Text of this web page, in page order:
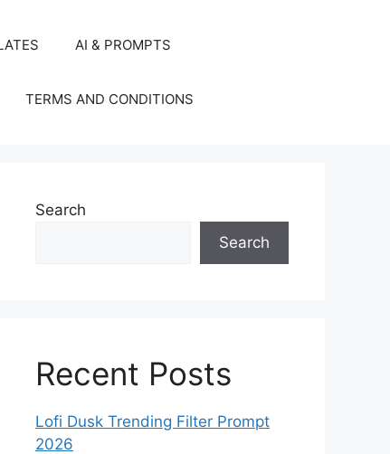
AI & PROMPTS
TERMS AND CONDITIONS
Search
Search
Recent Posts
Lofi Dusk Trending Filter Prompt
2026